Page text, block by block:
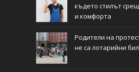
където стилът
и комфорта
Родители на
не са лотарийни